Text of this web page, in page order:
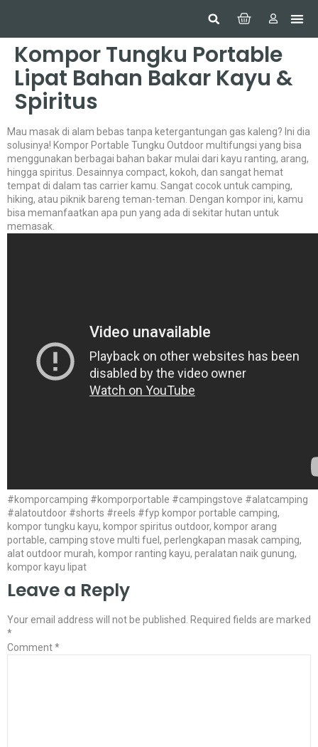
Kompor Tungku Portable
Lipat Bahan Bakar Kayu &
Spiritus
Mau masak di alam bebas tanpa ketergantungan gas kaleng? Ini dia
solusinya! Kompor Portable Tungku Outdoor multifungsi yang bisa
menggunakan berbagai bahan bakar mulai dari kayu ranting, arang,
hingga spiritus. Desainnya compact, kokoh, dan sangat hemat
tempat di dalam tas carrier kamu. Sangat cocok untuk camping,
hiking, atau piknik bareng teman-teman. Dengan kompor ini, kamu
bisa memanfaatkan apa pun yang ada di sekitar hutan untuk
memasak.
#komporcamping #komporportable #campingstove #alatcamping
#alatoutdoor #shorts #reels #fyp kompor portable camping,
kompor tungku kayu, kompor spiritus outdoor, kompor arang
portable, camping stove multi fuel, perlengkapan masak camping,
alat outdoor murah, kompor ranting kayu, peralatan naik gunung,
kompor kayu lipat
Leave a Reply
Your email address will not be published.
Required fields are marked
*
Comment*